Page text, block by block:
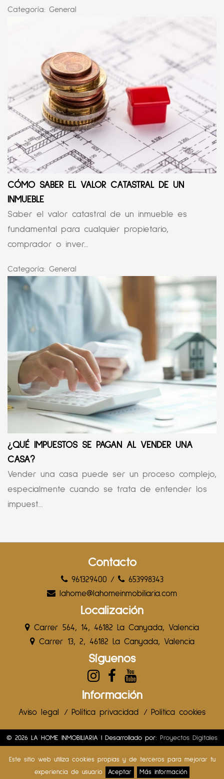
Categoría: General
CÓMO SABER EL VALOR CATASTRAL DE UN
INMUEBLE
Saber el valor catastral de un inmueble es
fundamental para cualquier propietario,
comprador o inver...
Categoría: General
¿QUÉ IMPUESTOS SE PAGAN AL VENDER UNA
CASA?
Vender una casa puede ser un proceso complejo,
especialmente cuando se trata de entender los
impuest...
Contacto
961329400 /
653998343
lahome@lahomeinmobiliaria.com
Localización
Carrer 564, 14, 46182 La Canyada, Valencia
Carrer 13, 2, 46182 La Canyada, Valencia
Síguenos
Información
Aviso legal / Política privacidad / Política cookies
© 2026 LA HOME INMOBILIARIA | Desarrollado por: Proyectos Digitales
SOLICITA MÁS INFORMACIÓN
Este sitio web utiliza cookies propias y de terceros para mejorar tu
experiencia de usuario
Aceptar Más información